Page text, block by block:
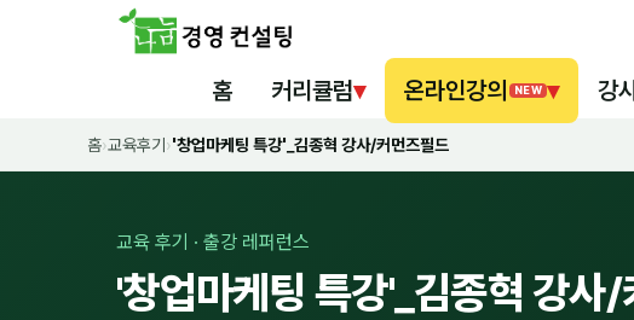
홈 커리큘럼▾ 온라인강의 NEW ▾ 강
홈›교육후기 ›'창업마케팅 특강'_김종혁 강사/커먼즈필드
교육 후기 · 출강 레퍼런스
'창업마케팅 특강'_김종혁 강사